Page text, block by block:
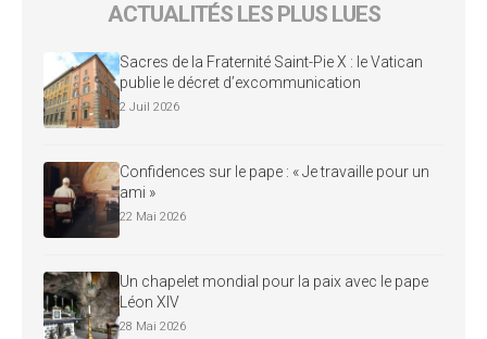
ACTUALITÉS LES PLUS LUES
Sacres de la Fraternité Saint-Pie X : le Vatican
publie le décret d’excommunication
2 Juil 2026
Confidences sur le pape : « Je travaille pour un
ami »
22 Mai 2026
Un chapelet mondial pour la paix avec le pape
Léon XIV
28 Mai 2026